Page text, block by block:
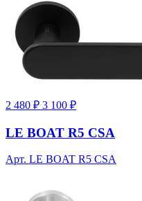
2 480 ₽ 3 100 ₽
LE BOAT R5 CSA
Арт. LE BOAT R5 CSA